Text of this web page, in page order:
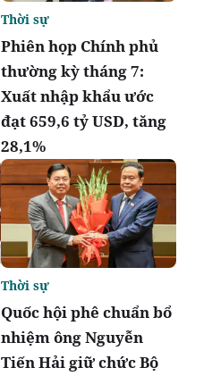
Phiên họp Chính phủ
thường kỳ tháng 7:
Xuất nhập khẩu ước
đạt 659,6 tỷ USD, tăng
28,1%
Thời sự
Quốc hội phê chuẩn bổ
nhiệm ông Nguyễn
Tiến Hải giữ chức Bộ
Thời sự